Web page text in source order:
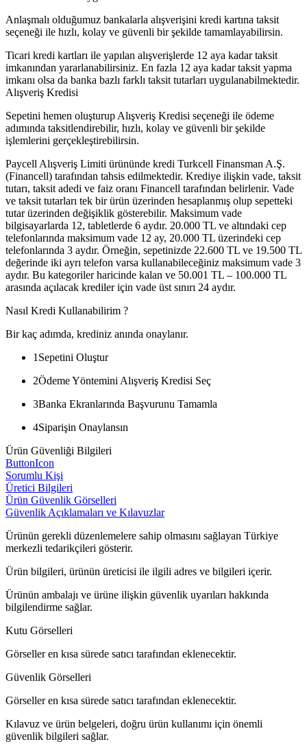
Anlaşmalı olduğumuz bankalarla alışverişini kredi kartına taksit
seçeneği ile hızlı, kolay ve güvenli bir şekilde tamamlayabilirsin.
Ticari kredi kartları ile yapılan alışverişlerde 12 aya kadar taksit
imkanından yararlanabilirsiniz. En fazla 12 aya kadar taksit yapma
imkanı olsa da banka bazlı farklı taksit tutarları uygulanabilmektedir.
Alışveriş Kredisi
Sepetini hemen oluşturup Alışveriş Kredisi seçeneği ile ödeme
adımında taksitlendirebilir, hızlı, kolay ve güvenli bir şekilde
işlemlerini gerçekleştirebilirsin.
Paycell Alışveriş Limiti ürününde kredi Turkcell Finansman A.Ş.
(Financell) tarafından tahsis edilmektedir. Krediye ilişkin vade, taksit
tutarı, taksit adedi ve faiz oranı Financell tarafından belirlenir. Vade
ve taksit tutarları tek bir ürün üzerinden hesaplanmış olup sepetteki
tutar üzerinden değişiklik gösterebilir. Maksimum vade
bilgisayarlarda 12, tabletlerde 6 aydır. 20.000 TL ve altındaki cep
telefonlarında maksimum vade 12 ay, 20.000 TL üzerindeki cep
telefonlarında 3 aydır. Örneğin, sepetinizde 22.600 TL ve 19.500 TL
değerinde iki ayrı telefon varsa kullanabileceğiniz maksimum vade 3
aydır. Bu kategoriler haricinde kalan ve 50.001 TL – 100.000 TL
arasında açılacak krediler için vade üst sınırı 24 aydır.
Nasıl Kredi Kullanabilirim ?
Bir kaç adımda, krediniz anında onaylanır.
1 Sepetini Oluştur
2Ödeme Yöntemini Alışveriş Kredisi Seç
3Banka Ekranlarında Başvurunu Tamamla
4Siparişin Onaylansın
Ürün Güvenliği Bilgileri
ButtonIcon
Sorumlu Kişi
Üretici Bilgileri
Ürün Güvenlik Görselleri
Güvenlik Açıklamaları ve Kılavuzlar
Ürünün gerekli düzenlemelere sahip olmasını sağlayan Türkiye
merkezli tedarikçileri gösterir.
Ürün bilgileri, ürünün üreticisi ile ilgili adres ve bilgileri içerir.
Ürünün ambalajı ve ürüne ilişkin güvenlik uyarıları hakkında
bilgilendirme sağlar.
Kutu Görselleri
Görseller en kısa sürede satıcı tarafından eklenecektir.
Güvenlik Görselleri
Görseller en kısa sürede satıcı tarafından eklenecektir.
Kılavuz ve ürün belgeleri, doğru ürün kullanımı için önemli
güvenlik bilgileri sağlar.